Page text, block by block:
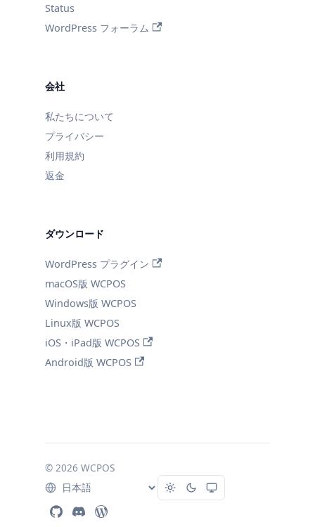
Status
WordPress フォーラム
会社
私たちについて
プライバシー
利用規約
返金
ダウンロード
WordPress プラグイン
macOS版 WCPOS
Windows版 WCPOS
Linux版 WCPOS
iOS・iPad版 WCPOS
Android版 WCPOS
© 2026 WCPOS